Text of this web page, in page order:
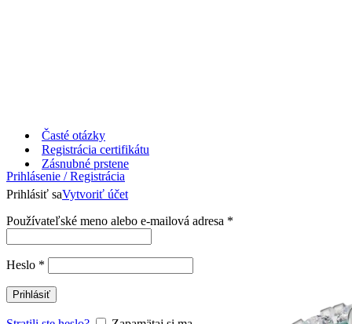
Časté otázky
Registrácia certifikátu
Prihlásenie / Registrácia
Prihlásiť saVytvoriť účet
Používateľské meno alebo e-mailová adresa *
Heslo *
Prihlásiť
Zásnubné prstene